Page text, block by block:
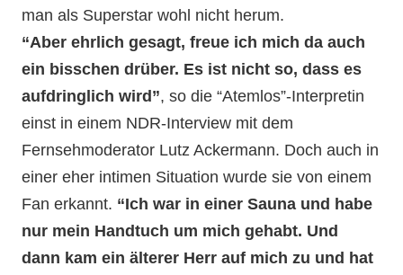
man als Superstar wohl nicht herum.
“Aber ehrlich gesagt, freue ich mich da auch
ein bisschen drüber. Es ist nicht so, dass es
aufdringlich wird”, so die “Atemlos”-Interpretin
einst in einem NDR-Interview mit dem
Fernsehmoderator Lutz Ackermann. Doch auch in
einer eher intimen Situation wurde sie von einem
Fan erkannt. “Ich war in einer Sauna und habe
nur mein Handtuch um mich gehabt. Und
dann kam ein älterer Herr auf mich zu und hat